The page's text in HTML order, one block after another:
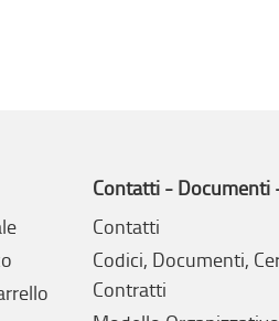
Contatti - Documenti
Contatti
Codici, Documenti,
Contratti